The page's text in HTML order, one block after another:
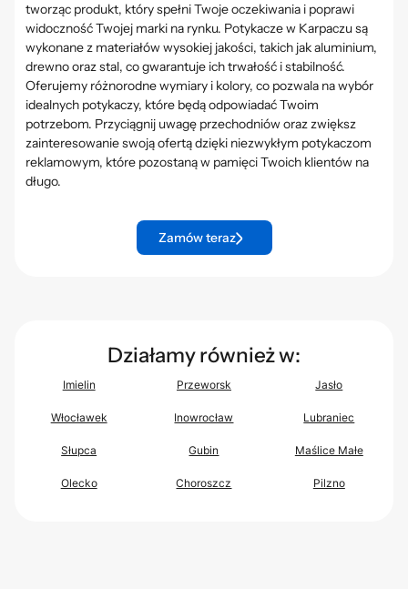
tworząc produkt, który spełni Twoje oczekiwania i poprawi
widoczność Twojej marki na rynku. Potykacze w Karpaczu są
wykonane z materiałów wysokiej jakości, takich jak aluminium,
drewno oraz stal, co gwarantuje ich trwałość i stabilność.
Oferujemy różnorodne wymiary i kolory, co pozwala na wybór
idealnych potykaczy, które będą odpowiadać Twoim
potrzebom. Przyciągnij uwagę przechodniów oraz zwiększ
zainteresowanie swoją ofertą dzięki niezwykłym potykaczom
reklamowym, które pozostaną w pamięci Twoich klientów na
długo.
Zamów teraz
Działamy również w:
Imielin Przeworsk Jasło
Włocławek Inowrocław Lubraniec
Słupca Gubin Maślice Małe
Olecko Choroszcz Pilzno